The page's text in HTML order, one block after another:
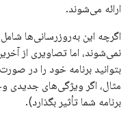
ارائه می‌شوند.
بتوانید برنامه خود را در
مثال، اگر ویژگی‌های جدیدی
برنامه شما تأثیر بگذارد).